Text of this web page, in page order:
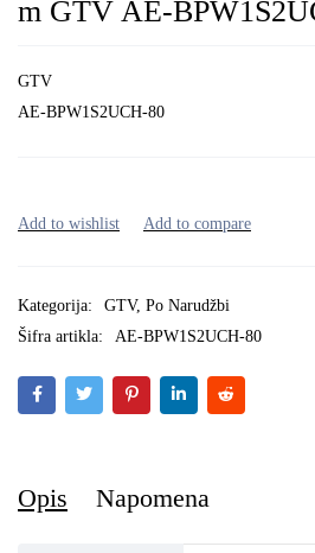
m GTV AE-
GTV
AE-BPW1S2UCH-80
Kategorija: GTV, Po Narudžbi
Šifra artikla:
AE-BPW1S2UCH-80
Opis Napomena